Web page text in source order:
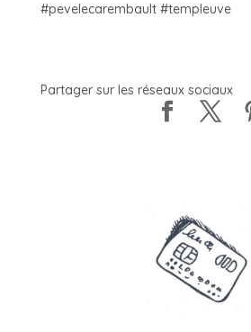
#pevelecarembault #templeuve
Partager sur les réseaux sociaux